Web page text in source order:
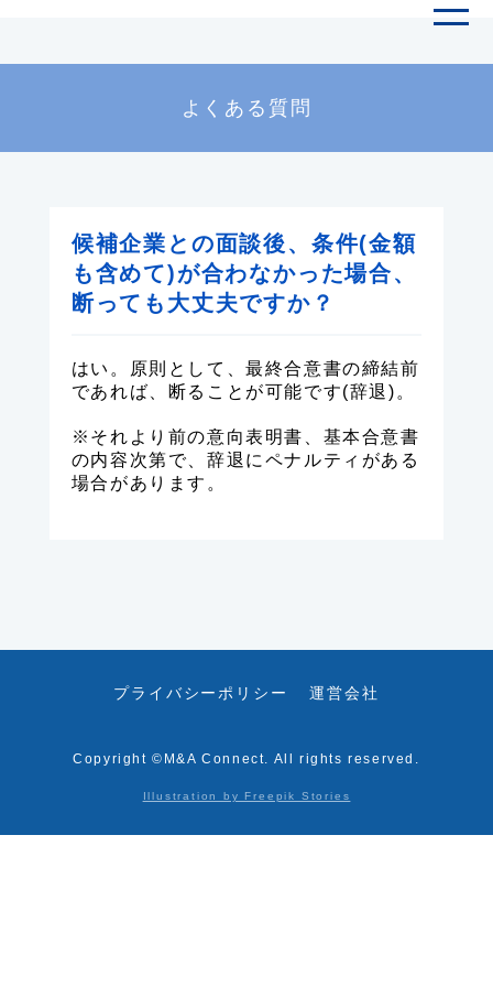
よくある質問
候補企業との面談後、条件(金額
も含めて)が合わなかった場合、
断っても大丈夫ですか？
はい。原則として、最終合意書の締結前
であれば、断ることが可能です(辞退)。
※それより前の意向表明書、基本合意書
の内容次第で、辞退にペナルティがある
場合があります。
プライバシーポリシー 運営会社
Copyright ©M&A Connect. All rights reserved.
Illustration by Freepik Stories